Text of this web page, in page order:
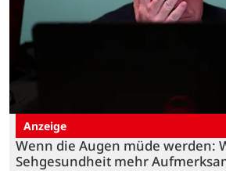
Anzeige
Wenn die Augen müde werden:
Sehgesundheit mehr